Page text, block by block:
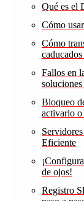
Qué es el
Cómo
Cómo
Fallos en
Bloqueo
activarlo
Eficiente
de ojos!
Registro